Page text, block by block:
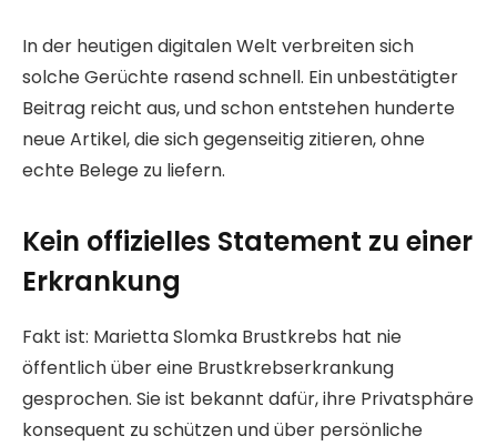
In der heutigen digitalen Welt verbreiten sich
solche Gerüchte rasend schnell. Ein unbestätigter
Beitrag reicht aus, und schon entstehen hunderte
neue Artikel, die sich gegenseitig zitieren, ohne
echte Belege zu liefern.
Kein offizielles Statement zu einer
Erkrankung
Fakt ist: Marietta Slomka Brustkrebs hat nie
öffentlich über eine Brustkrebserkrankung
gesprochen. Sie ist bekannt dafür, ihre Privatsphäre
konsequent zu schützen und über persönliche